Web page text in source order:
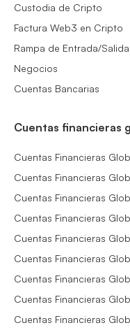
Custodia de Cripto
Factura Web3 en Cripto
Rampa de Entrada/Salida
Negocios
Cuentas Bancarias
Cuentas financieras
Cuentas Financieras
Cuentas Financieras
Cuentas Financieras
Cuentas Financieras
Cuentas Financieras
Cuentas Financieras
Cuentas Financieras
Cuentas Financieras
Cuentas Financieras